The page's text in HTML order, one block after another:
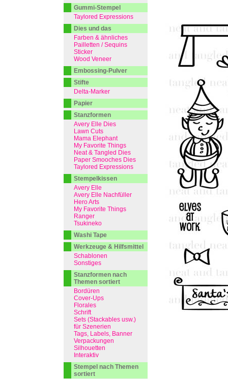
Gummi-Stempel
Taylored Expressions
Dies und das
Farben & ähnliches
Pailletten / Sequins
Sticker
Wood Veneer
Embossing-Pulver
Stifte
Delta-Marker
Papier
Stanzformen
Avery Elle Dies
Lawn Cuts
Mama Elephant
My Favorite Things
Neat & Tangled Dies
Paper Smooches Dies
Taylored Expressions
Stempelkissen
Avery Elle
Avery Elle Nachfüller
Hero Arts
My Favorite Things
Ranger
Tsukineko
Washi Tape
Werkzeuge & Hilfsmittel
Schablonen
Sonstiges
Stanzformen nach
Themen sortiert
Bordüren
Cover-Ups
Florales
Schrift
Sets (Stackables usw.)
für Szenerien
Tags, Labels, Banner
Verpackungen
Silhouetten
Interaktiv
Stempel nach Themen
sortiert